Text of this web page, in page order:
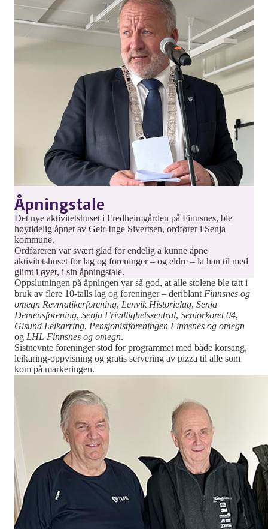
Åpningstale
Det nye aktivitetshuset i Fredheimgården på Finnsnes, ble
høytidelig åpnet av Geir-Inge Sivertsen, ordfører i Senja
kommune.
Ordføreren var svært glad for endelig å kunne åpne
aktivitetshuset for lag og foreninger – og eldre – la han til med
glimt i øyet, i sin åpningstale.
Oppslutningen på åpningen var så god, at alle stolene ble tatt i
bruk av flere 10-talls lag og foreninger – deriblant Finnsnes og
omegn Revmatikerforening, Lenvik Historielag, Senja
Demensforening, Senja Frivillighetssentral, Seniorkoret 04,
Gisund Leikarring, Pensjonistforeningen Finnsnes og omegn
og LHL Finnsnes og omegn.
Sistnevnte foreninger stod for programmet med både korsang,
leikaring-oppvisning og gratis servering av pizza til alle som
kom på markeringen.